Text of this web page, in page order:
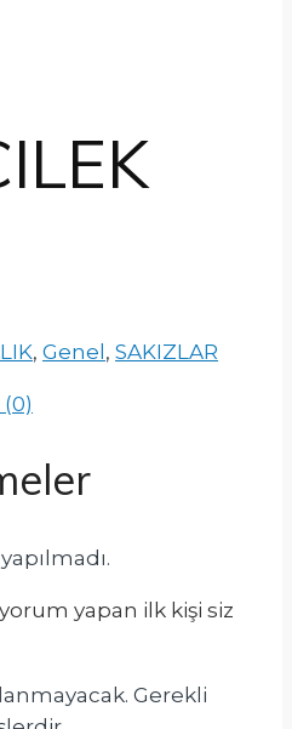
, Genel , SAKIZLAR
yorum yapan ilk kişi siz
Gerekli